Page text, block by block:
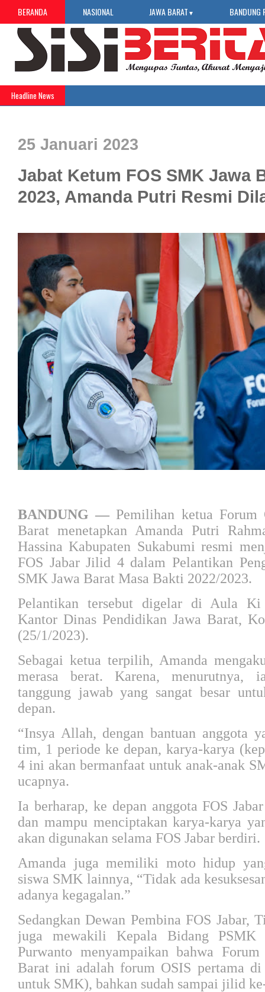
BERANDA NASIONAL JAWA BARAT ▼ BANDUNG
Headline News
25 Januari 2023
Jabat Ketum FOS SMK Jawa
2023, Amanda Putri Resmi
BANDUNG — Pemilihan ketua
Barat menetapkan Amanda Putri
Hassina Kabupaten Sukabumi resmi
FOS Jabar Jilid 4 dalam Pelantikan
SMK Jawa Barat Masa Bakti 2022/2023.
Pelantikan tersebut digelar di Aula Ki
Kantor Dinas Pendidikan Jawa Barat,
(25/1/2023).
Sebagai ketua terpilih, Amanda
merasa berat. Karena, menurutnya,
tanggung jawab yang sangat besar
depan.
“Insya Allah, dengan bantuan anggota
tim, 1 periode ke depan, karya-karya
4 ini akan bermanfaat untuk anak-anak
ucapnya.
Ia berharap, ke depan anggota FOS
dan mampu menciptakan karya-karya
akan digunakan selama FOS Jabar berdiri.
Amanda juga memiliki moto hidup
siswa SMK lainnya, “Tidak ada
adanya kegagalan.”
Sedangkan Dewan Pembina FOS Jabar,
juga mewakili Kepala Bidang PSMK
Purwanto menyampaikan bahwa
Barat ini adalah forum OSIS pertama di
untuk SMK), bahkan sudah sampai jilid